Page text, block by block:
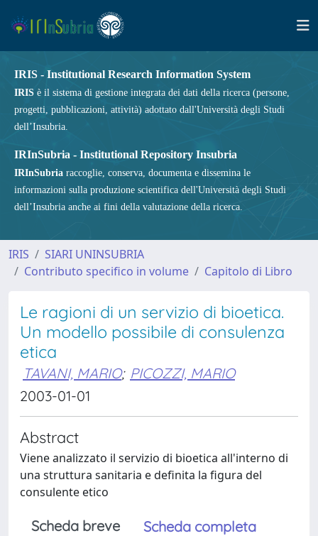
IRIS - Institutional Research Information System
IRIS è il sistema di gestione integrata dei dati della ricerca (persone,
progetti, pubblicazioni, attività) adottato dall'Università degli Studi
dell’Insubria.
IRInSubria - Institutional Repository Insubria
IRInSubria raccoglie, conserva, documenta e dissemina le
informazioni sulla produzione scientifica dell'Università degli Studi
dell’Insubria anche ai fini della valutazione della ricerca.
IRIS
SIARI UNINSUBRIA
Contributo specifico in volume
Capitolo di Libro
Le ragioni di un servizio di bioetica.
Un modello possibile di consulenza
etica
TAVANI, MARIO; PICOZZI, MARIO
2003-01-01
Abstract
Viene analizzato il servizio di bioetica all'interno di
una struttura sanitaria e definita la figura del
consulente etico
Scheda breve
Scheda completa